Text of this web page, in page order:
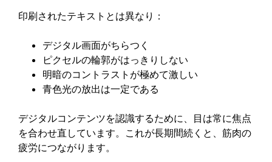
印刷されたテキストとは異なり：
デジタル画面がちらつく
ピクセルの輪郭がはっきりしない
明暗のコントラストが極めて激しい
青色光の放出は一定である
デジタルコンテンツを認識するために、目は常に焦点
を合わせ直しています。これが長期間続くと、筋肉の
疲労につながります。